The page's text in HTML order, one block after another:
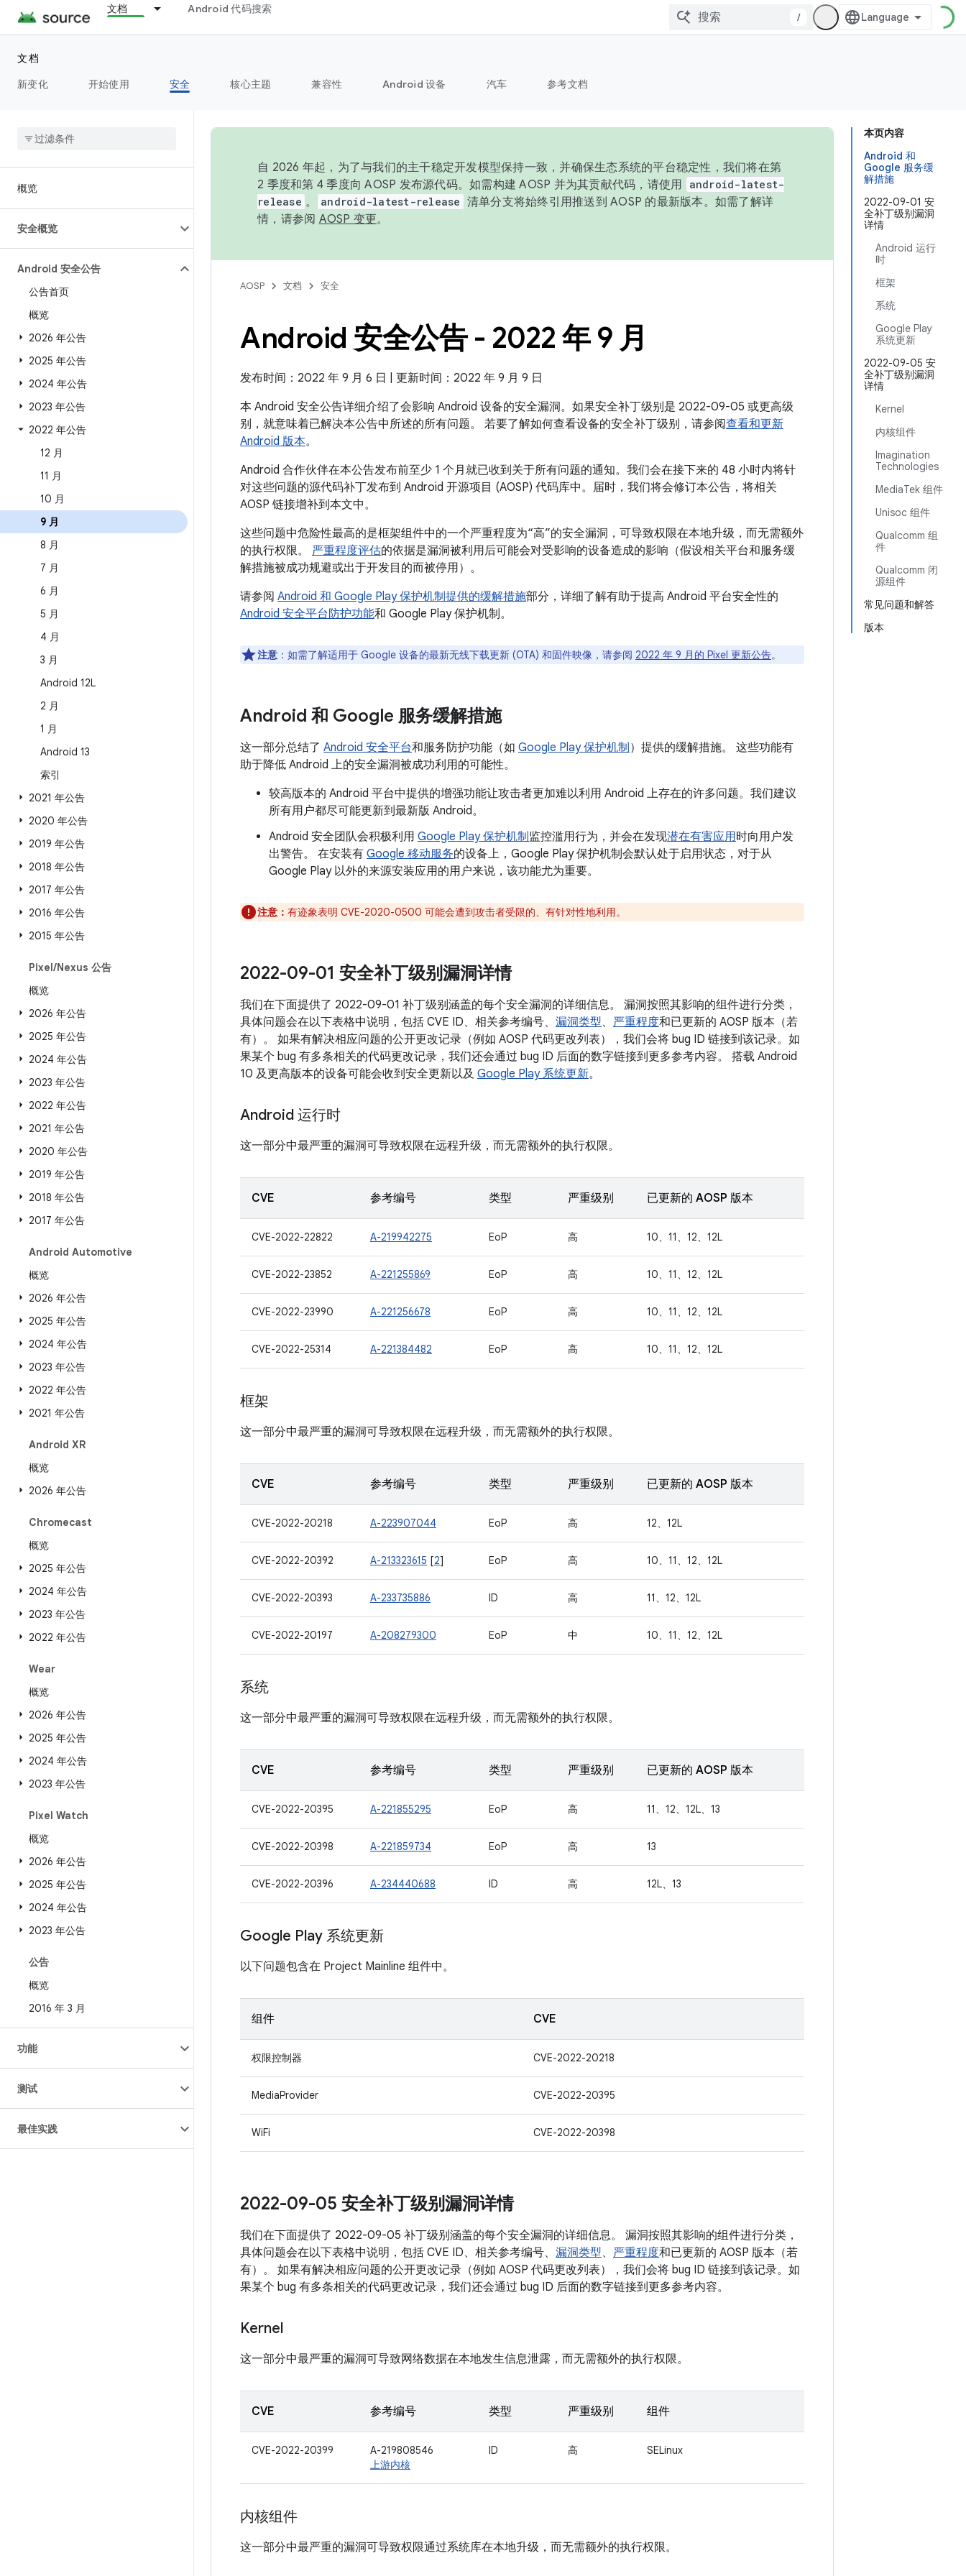
文档 Android 代码搜索
/
文档
新变化
开始使用 安全 核心主题 兼容性 Android 设备 汽车 参考文档
概览
安全概览
Android 安全公告
公告首页
概览
2026 年公告
2025 年公告
2024 年公告
2023 年公告
2022 年公告
12 月
11 月
10 月
9 月
8 月
7 月
6 月
5 月
4 月
3 月
Android 12L
2 月
1 月
Android 13
索引
2021 年公告
2020 年公告
2019 年公告
2018 年公告
2017 年公告
2016 年公告
2015 年公告
Pixel/Nexus 公告
概览
2026 年公告
2025 年公告
2024 年公告
2023 年公告
2022 年公告
2021 年公告
2020 年公告
2019 年公告
2018 年公告
2017 年公告
Android Automotive
概览
2026 年公告
2025 年公告
2024 年公告
2023 年公告
2022 年公告
2021 年公告
Android XR
概览
2026 年公告
Chromecast
概览
2025 年公告
2024 年公告
2023 年公告
2022 年公告
Wear
概览
2026 年公告
2025 年公告
2024 年公告
2023 年公告
Pixel Watch
概览
2026 年公告
2025 年公告
2024 年公告
2023 年公告
公告
概览
2016 年 3 月
功能
测试
最佳实践
本页内容
Android 和
Google 服务缓
解措施
2022-09-01 安
全补丁级别漏洞
详情
Android 运行
时
框架
系统
Google Play
系统更新
2022-09-05 安
全补丁级别漏洞
详情
Kernel
内核组件
Imagination
Technologies
MediaTek 组件
Unisoc 组件
Qualcomm 组
件
Qualcomm 闭
源组件
常见问题和解答
版本
自 2026 年起，为了与我们的主干稳定开发模型保持一致，并确保生态系统的平台稳定性，我们将在第
2 季度和第 4 季度向 AOSP 发布源代码。如需构建 AOSP 并为其贡献代码，请使用
android-latest-
release 。 android-latest-release 清单分支将始终引用推送到 AOSP 的最新版本。如需了解详
情，请参阅 AOSP 变更。
AOSP 文档 安全
Android 安全公告 - 2022 年 9 月
发布时间：2022 年 9 月 6 日 | 更新时间：2022 年 9 月 9 日
本 Android 安全公告详细介绍了会影响 Android 设备的安全漏洞。如果安全补丁级别是 2022-09-05 或更高级
别，就意味着已解决本公告中所述的所有问题。 若要了解如何查看设备的安全补丁级别，请参阅查看和更新
Android 版本。
Android 合作伙伴在本公告发布前至少 1 个月就已收到关于所有问题的通知。我们会在接下来的 48 小时内将针
对这些问题的源代码补丁发布到 Android 开源项目 (AOSP) 代码库中。届时，我们将会修订本公告，将相关
AOSP 链接增补到本文中。
这些问题中危险性最高的是框架组件中的一个严重程度为“高”的安全漏洞，可导致权限在本地升级，而无需额外
的执行权限。 严重程度评估的依据是漏洞被利用后可能会对受影响的设备造成的影响（假设相关平台和服务缓
解措施被成功规避或出于开发目的而被停用）。
请参阅 Android 和 Google Play 保护机制提供的缓解措施部分，详细了解有助于提高 Android 平台安全性的
Android 安全平台防护功能和 Google Play 保护机制。
注意 ：如需了解适用于 Google 设备的最新无线下载更新 (OTA) 和固件映像，请参阅 2022 年 9 月的 Pixel 更新公告。
Android 和 Google 服务缓解措施
这一部分总结了 Android 安全平台和服务防护功能（如 Google Play 保护机制 ）提供的缓解措施。 这些功能有
助于降低 Android 上的安全漏洞被成功利用的可能性。
较高版本的 Android 平台中提供的增强功能让攻击者更加难以利用 Android 上存在的许多问题。我们建议
所有用户都尽可能更新到最新版 Android。
Android 安全团队会积极利用 Google Play 保护机制监控滥用行为，并会在发现潜在有害应用时向用户发
出警告。 在安装有 Google 移动服务的设备上，Google Play 保护机制会默认处于启用状态，对于从
Google Play 以外的来源安装应用的用户来说，该功能尤为重要。
注意： 有迹象表明 CVE-2020-0500 可能会遭到攻击者受限的、有针对性地利用。
2022-09-01 安全补丁级别漏洞详情
我们在下面提供了 2022-09-01 补丁级别涵盖的每个安全漏洞的详细信息。 漏洞按照其影响的组件进行分类，
具体问题会在以下表格中说明，包括 CVE ID、相关参考编号、 漏洞类型、 严重程度和已更新的 AOSP 版本（若
有）。 如果有解决相应问题的公开更改记录（例如 AOSP 代码更改列表），我们会将 bug ID 链接到该记录。如
果某个 bug 有多条相关的代码更改记录，我们还会通过 bug ID 后面的数字链接到更多参考内容。 搭载 Android
10 及更高版本的设备可能会收到安全更新以及 Google Play 系统更新。
Android 运行时
这一部分中最严重的漏洞可导致权限在远程升级，而无需额外的执行权限。
CVE 参考编号 类型 严重级别 已更新的 AOSP 版本
CVE-2022-22822 A-219942275 EoP 高 10、11、12、12L
CVE-2022-23852 A-221255869 EoP 高 10、11、12、12L
CVE-2022-23990 A-221256678 EoP 高 10、11、12、12L
CVE-2022-25314 A-221384482 EoP 高 10、11、12、12L
框架
这一部分中最严重的漏洞可导致权限在远程升级，而无需额外的执行权限。
CVE 参考编号 类型 严重级别 已更新的 AOSP 版本
CVE-2022-20218 A-223907044 EoP 高 12、12L
CVE-2022-20392 A-213323615 [2] EoP 高 10、11、12、12L
CVE-2022-20393 A-233735886 ID 高 11、12、12L
CVE-2022-20197 A-208279300 EoP 中 10、11、12、12L
系统
这一部分中最严重的漏洞可导致权限在远程升级，而无需额外的执行权限。
CVE 参考编号 类型 严重级别 已更新的 AOSP 版本
CVE-2022-20395 A-221855295 EoP 高 11、12、12L、13
CVE-2022-20398 A-221859734 EoP 高 13
CVE-2022-20396 A-234440688 ID 高 12L、13
Google Play 系统更新
以下问题包含在 Project Mainline 组件中。
组件 CVE
权限控制器 CVE-2022-20218
MediaProvider CVE-2022-20395
WiFi CVE-2022-20398
2022-09-05 安全补丁级别漏洞详情
我们在下面提供了 2022-09-05 补丁级别涵盖的每个安全漏洞的详细信息。 漏洞按照其影响的组件进行分类，
具体问题会在以下表格中说明，包括 CVE ID、相关参考编号、 漏洞类型、 严重程度和已更新的 AOSP 版本（若
有）。 如果有解决相应问题的公开更改记录（例如 AOSP 代码更改列表），我们会将 bug ID 链接到该记录。如
果某个 bug 有多条相关的代码更改记录，我们还会通过 bug ID 后面的数字链接到更多参考内容。
Kernel
这一部分中最严重的漏洞可导致网络数据在本地发生信息泄露，而无需额外的执行权限。
CVE 参考编号 类型 严重级别 组件
CVE-2022-20399
A-219808546
上游内核
ID 高 SELinux
内核组件
这一部分中最严重的漏洞可导致权限通过系统库在本地升级，而无需额外的执行权限。